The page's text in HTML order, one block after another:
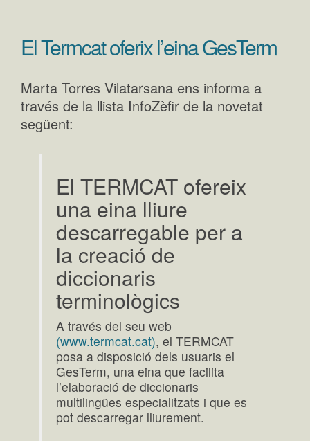
El Termcat oferix l’eina GesTerm
Marta Torres Vilatarsana ens informa a
través de la llista InfoZèfir de la novetat
següent:
El TERMCAT ofereix
una eina lliure
descarregable per a
la creació de
diccionaris
terminològics
A través del seu web
(www.termcat.cat), el TERMCAT
posa a disposició dels usuaris el
GesTerm, una eina que facilita
l’elaboració de diccionaris
multilingües especialitzats i que es
pot descarregar lliurement.